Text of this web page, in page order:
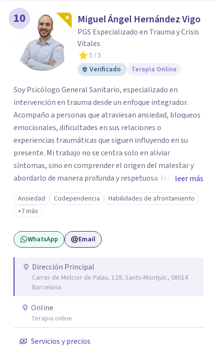
10 Miguel Ángel Hernández Vigo
PGS Especializado en Trauma y Crisis
Vitales
5 / 5
Verificado
Terapia Online
Soy Psicólogo General Sanitario, especializado en
intervención en trauma desde un enfoque integrador.
Acompaño a personas que atraviesan ansiedad, bloqueos
emocionales, dificultades en sus relaciones o
experiencias traumáticas que siguen influyendo en su
presente. Mi trabajo no se centra solo en aliviar
síntomas, sino en comprender el origen del malestar y
abordarlo de manera profunda y respetuosa. Integro
herramientas de la terapia cognitivo-conductual, el
trabajo con el apego, la regulación emocional y enfoques
centrados en el cuerpo, adaptando cada proceso a la
historia y necesidades de la persona. Trabajo desde una
base científica, pero también desde la cercanía, la
juzga, que ayuda a entender lo que ocurre y que ofrece
recursos concretos para avanzar. Si estás pasando por un
momento difícil o sientes que hay patrones que se
repiten en tu vida y no sabes cómo cambiarlos, podemos
trabajarlo juntos.
leer más
Ansiedad Codependencia
Habilidades de afrontamiento
+7 más
WhatsApp Email
Dirección Principal
Carrer de Melcior de Palau, 129, Sants-Montjuïc, 08014
Barcelona
Online
Terapia online
Servicios y precios